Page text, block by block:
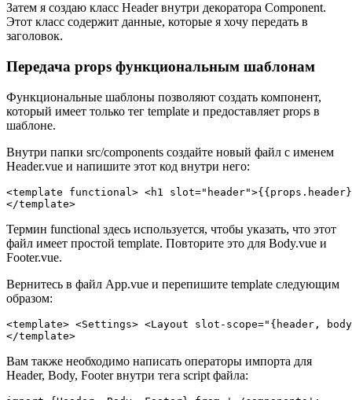
Затем я создаю класс Header внутри декоратора Component.
Этот класс содержит данные, которые я хочу передать в
заголовок.
Передача props функциональным шаблонам
Функциональные шаблоны позволяют создать компонент,
который имеет только тег template и предоставляет props в
шаблоне.
Внутри папки src/components создайте новый файл с именем
Header.vue и напишите этот код внутри него:
<template functional> <h1
Термин functional здесь используется, чтобы указать, что этот
файл имеет простой template. Повторите это для Body.vue и
Footer.vue.
Вернитесь в файл App.vue и перепишите template следующим
образом:
<template> <Settings> <Layout slot-scope="{header,
Вам также необходимо написать операторы импорта для
Header, Body, Footer внутри тега script файла: